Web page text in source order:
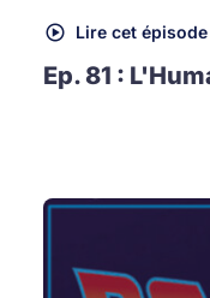
Lire cet épisode
Ep. 81 :